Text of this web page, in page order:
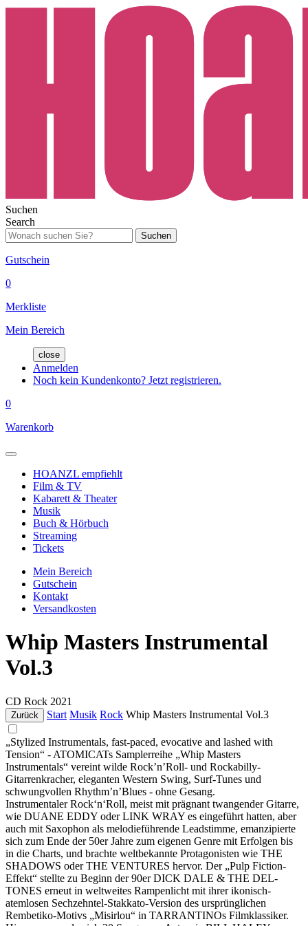
Suchen
Search
Suchen
Gutschein
0
Merkliste
Mein Bereich
close
Anmelden
Noch kein Kundenkonto? Jetzt registrieren.
0
Warenkorb
HOANZL empfiehlt
Film & TV
Kabarett & Theater
Musik
Buch & Hörbuch
Streaming
Tickets
Mein Bereich
Gutschein
Kontakt
Versandkosten
Whip Masters Instrumental
Vol.3
CD Rock 2021
Zurück Start Musik Rock Whip Masters Instrumental Vol.3
„Stylized Instrumentals, fast-paced, evocative and lashed with
Tension“ - ATOMICATs Samplerreihe „Whip Masters
Instrumentals“ vereint wilde Rock’n’Roll- und Rockabilly-
Gitarrenkracher, eleganten Western Swing, Surf-Tunes und
schwungvollen Rhythm’n’Blues - ohne Gesang.
Instrumentaler Rock‘n‘Roll, meist mit prägnant twangender Gitarre,
wie DUANE EDDY oder LINK WRAY es eingeführt hatten, aber
auch mit Saxophon als melodieführende Leadstimme, emanzipierte
sich zum Ende der 50er Jahre zum eigenen Genre mit Erfolgen bis
in die Charts, und brachte weltbekannte Protagonisten wie THE
SHADOWS oder THE VENTURES hervor. Der „Pulp Fiction-
Effekt“ stellte zu Beginn der 90er DICK DALE & THE DEL-
TONES erneut in weltweites Rampenlicht mit ihrer ikonisch-
atemlosen Sechzehntel-Stakkato-Version des ursprünglichen
Rembetiko-Motivs „Misirlou“ in TARRANTINOs Filmklassiker.